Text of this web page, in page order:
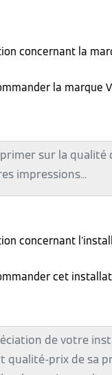
concernant la
la marque
concernant
cet